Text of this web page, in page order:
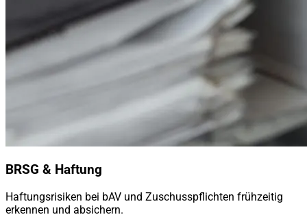
BRSG & Haftung
Haftungsrisiken bei bAV und Zuschusspflichten frühzeitig
erkennen und absichern.